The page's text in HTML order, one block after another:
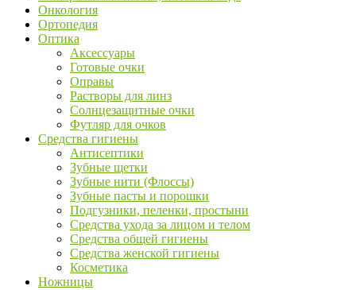
Онкология
Ортопедия
Оптика
Аксессуары
Готовые очки
Оправы
Растворы для линз
Солнцезащитные очки
Футляр для очков
Средства гигиены
Антисептики
Зубные щетки
Зубные нити (Флоссы)
Зубные пасты и порошки
Подгузники, пеленки, простыни
Средства ухода за лицом и телом
Средства общей гигиены
Средства женской гигиены
Косметика
Ножницы